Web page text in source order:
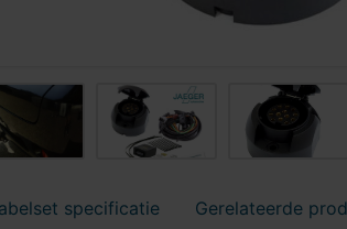
specificatie Gerelateerde